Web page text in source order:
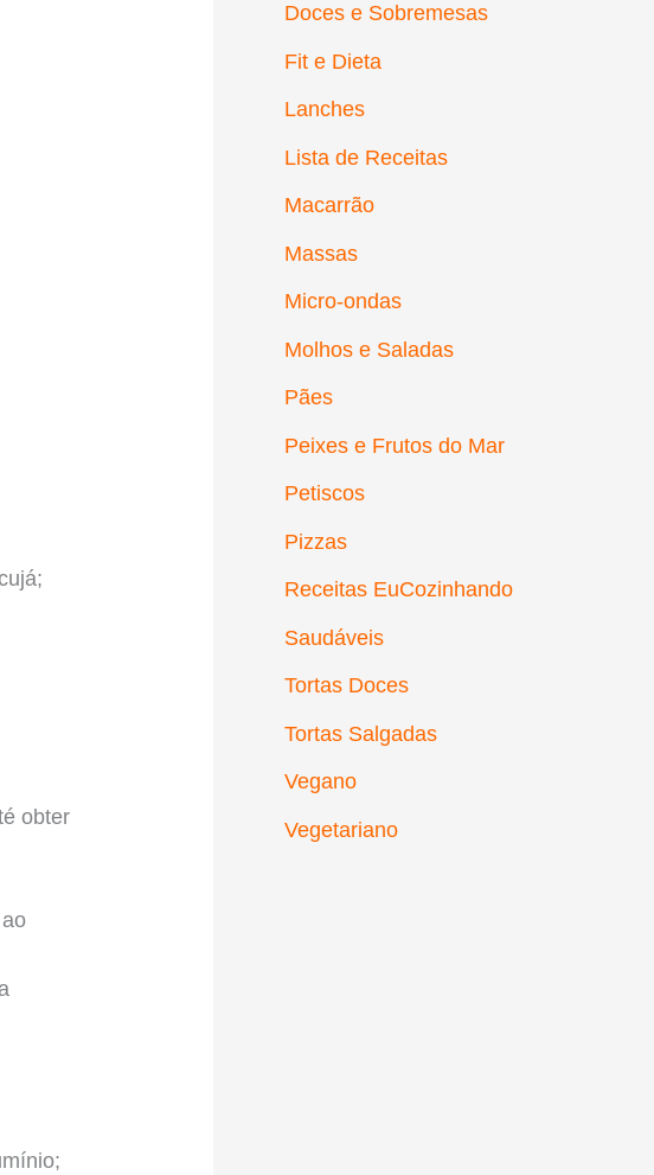
obter
Doces e Sobremesas
Fit e Dieta
Lanches
Lista de Receitas
Macarrão
Massas
Micro-ondas
Molhos e Saladas
Pães
Peixes e Frutos do Mar
Petiscos
Pizzas
Receitas EuCozinhando
Saudáveis
Tortas Doces
Tortas Salgadas
Vegano
Vegetariano